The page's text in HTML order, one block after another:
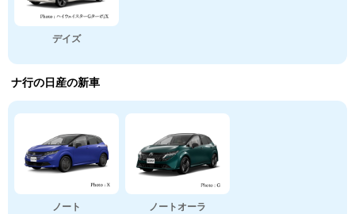
デイズ
ナ行の日産の新車
ノート ノートオーラ